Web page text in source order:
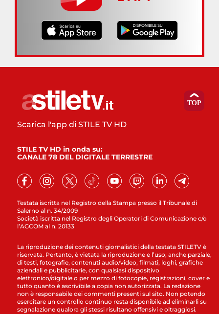
Testata iscritta nel Registro della Stampa presso il Tribunale di
Salerno al n. 34/2009
Società iscritta nel Registro degli Operatori di Comunicazione c/o
l’AGCOM al n. 20133
Scarica l'app di STILE TV HD
STILE TV HD in onda su:
CANALE 78 DEL DIGITALE TERRESTRE
La riproduzione dei contenuti giornalistici della testata STILETV è
riservata. Pertanto, è vietata la riproduzione e l’uso, anche parziale,
di testi, fotografie, contenuti audio/video, filmati, loghi, grafiche
aziendali e pubblicitarie, con qualsiasi dispositivo
elettronico/digitale o per mezzo di fotocopie, registrazioni, cover e
tutto quanto è ascrivibile a copia non autorizzata. La redazione
non è responsabile dei commenti presenti sul sito. Non potendo
esercitare un controllo continuo resta disponibile ad eliminarli su
segnalazione qualora gli stessi risultano offensivi e oltraggiosi.